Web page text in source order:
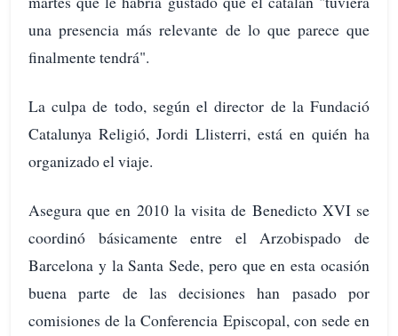
una presencia más relevante de lo que parece que
finalmente tendrá".
La culpa de todo, según el director de la Fundació
Catalunya Religió, Jordi Llisterri, está en quién ha
organizado el viaje.
Asegura que en 2010 la visita de Benedicto XVI se
coordinó básicamente entre el Arzobispado de
Barcelona y la Santa Sede, pero que en esta ocasión
buena parte de las decisiones han pasado por
comisiones de la Conferencia Episcopal, con sede en